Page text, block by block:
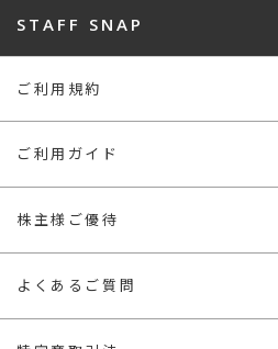
STAFF SNAP
ご利用規約
ご利用ガイド
株主様ご優待
よくあるご質問